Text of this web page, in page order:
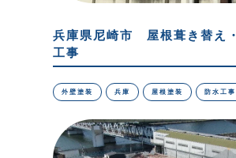
兵庫県尼崎市 屋根葺き替え
工事
外壁塗装 兵庫 屋根塗装 防水工事